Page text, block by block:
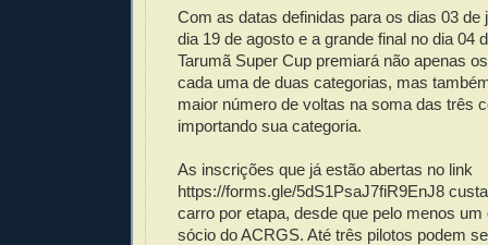
Com as datas definidas para os dias 03 de
dia 19 de agosto e a grande final no dia 04
Tarumã Super Cup premiará não apenas
cada uma de duas categorias, mas
maior número de voltas na soma das três
importando sua categoria.
As inscrições que já estão abertas no link
https://forms.gle/5dS1PsaJ7fiR9EnJ8
carro por etapa, desde que pelo menos
sócio do ACRGS. Até três pilotos podem